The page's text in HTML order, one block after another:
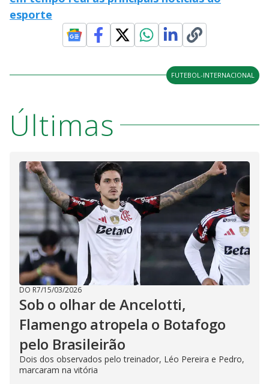
esporte
FUTEBOL-INTERNACIONAL
Últimas
DO R7/15/03/2026
Sob o olhar de Ancelotti,
Flamengo atropela o Botafogo
pelo Brasileirão
Dois dos observados pelo treinador, Léo Pereira e Pedro,
marcaram na vitória